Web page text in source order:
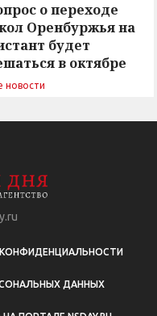
о переходе
Оренбуржья на
будет
в октябре
новости
ДАННЫХ